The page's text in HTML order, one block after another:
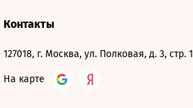
Контакты
127018, г. Москва, ул. Полковая, д. 3, стр. 1
На карте